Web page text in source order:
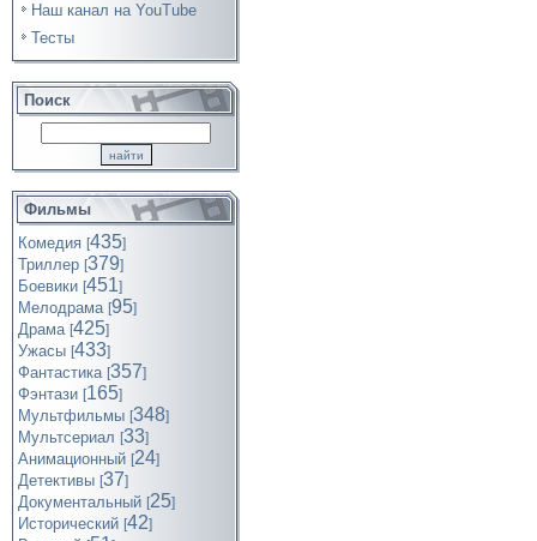
Наш канал на YouTube
Тесты
Поиск
Фильмы
Комедия [435]
Триллер [379]
Боевики [451]
Мелодрама [95]
Драма [425]
Ужасы [433]
Фантастика [357]
Фэнтази [165]
Мультфильмы [348]
Мультсериал [33]
Анимационный [24]
Детективы [37]
Документальный [25]
Исторический [42]